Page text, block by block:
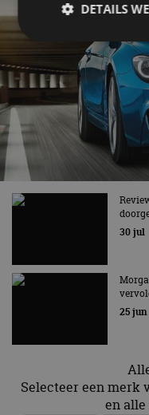
30 jul
25 jun
Selecteer een merk
en
DETAILS
Strikt
Functioneel
Strikt
website kan niet
cf_clearance